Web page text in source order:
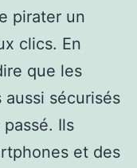
pirater un
clics. En
que les
sécurisés
Ils
et des